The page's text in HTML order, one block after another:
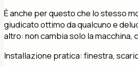
È anche per questo che lo stesso
giudicato ottimo da qualcuno e
altro: non cambia solo la macchina,
Installazione pratica: finestra,